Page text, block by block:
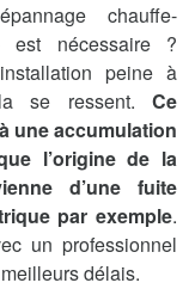
chauffe-
est nécessaire ?
peine à
se ressent. Ce
une accumulation
l’origine de la
d’une fuite
par exemple.
un professionnel
délais.